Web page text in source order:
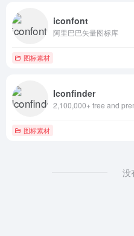
iconfont
阿里巴巴矢量图标库
图标素材
Iconfinder
2,100,000+ free and
图标素材
没